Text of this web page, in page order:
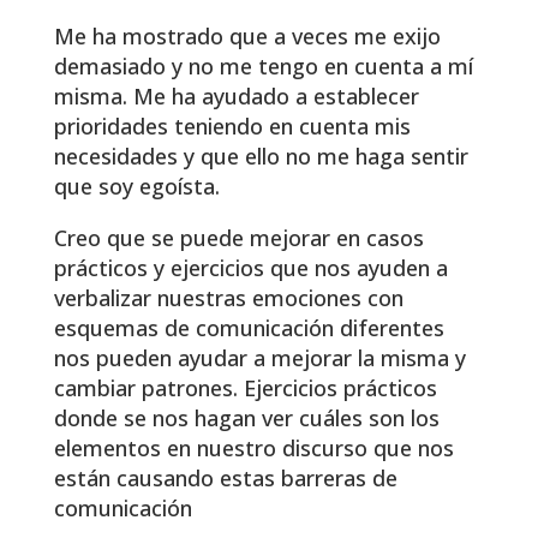
Me ha mostrado que a veces me exijo
demasiado y no me tengo en cuenta a mí
misma. Me ha ayudado a establecer
prioridades teniendo en cuenta mis
necesidades y que ello no me haga sentir
que soy egoísta.
Creo que se puede mejorar en casos
prácticos y ejercicios que nos ayuden a
verbalizar nuestras emociones con
esquemas de comunicación diferentes
nos pueden ayudar a mejorar la misma y
cambiar patrones. Ejercicios prácticos
donde se nos hagan ver cuáles son los
elementos en nuestro discurso que nos
están causando estas barreras de
comunicación